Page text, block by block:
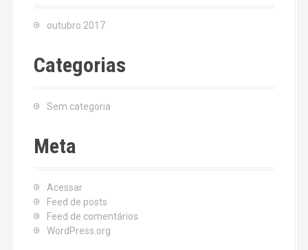
outubro 2017
Categorias
Sem categoria
Meta
Acessar
Feed de posts
Feed de comentários
WordPress.org